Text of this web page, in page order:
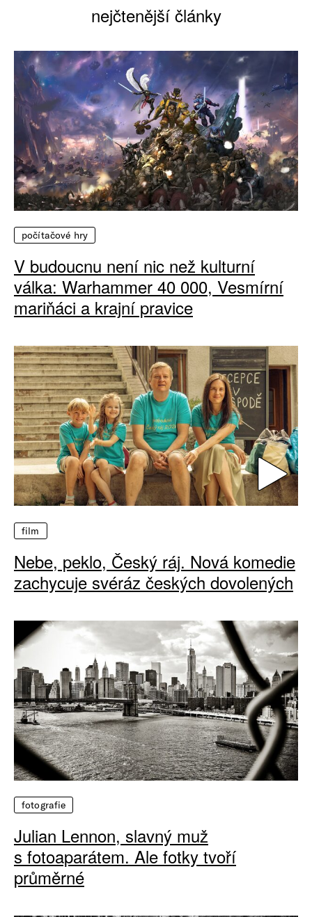
nejčtenější články
počítačové hry
V budoucnu není nic než kulturní
válka: Warhammer 40 000, Vesmírní
mariňáci a krajní pravice
film
Nebe, peklo, Český ráj. Nová komedie
zachycuje svéráz českých dovolených
fotografie
Julian Lennon, slavný muž
s fotoaparátem. Ale fotky tvoří
průměrné